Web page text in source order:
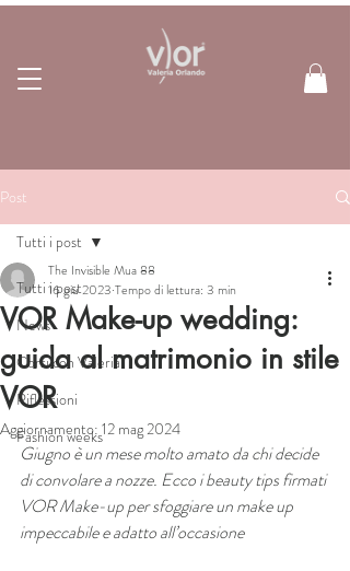
Post
Tutti i post
News
Corsi con Valeria
Riflessioni
Fashion weeks
Tutti i post
VOR Make-up wedding:
guida al matrimonio in stile
VOR
The Invisible Mua 88
16 giu 2023 Tempo di lettura: 3 min
Aggiornamento: 12 mag 2024
Giugno è un mese molto amato da chi decide
di convolare a nozze. Ecco i beauty tips firmati
VOR Make-up per sfoggiare un make up
impeccabile e adatto all’occasione